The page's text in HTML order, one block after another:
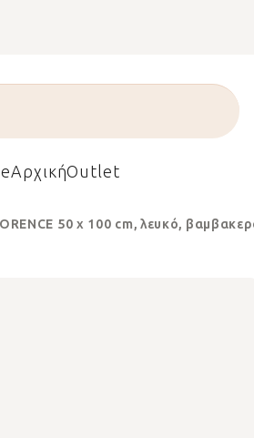
ΑρχικήOutlet
50 x 100 cm, λευκό,